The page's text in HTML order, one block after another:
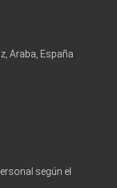
Araba, España
según el